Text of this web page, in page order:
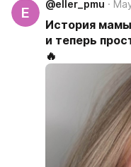
E
@eller_pmu
История
и теперь
🔥